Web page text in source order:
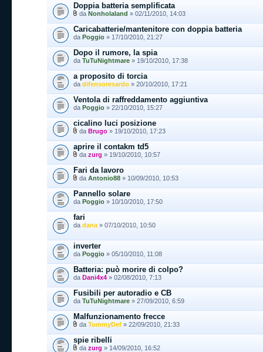
Doppia batteria semplificata
da Nonholaland » 02/11/2010, 14:03
Caricabatterie/mantenitore con doppia batteria
da Poggio » 17/10/2010, 21:27
Dopo il rumore, la spia
da TuTuNightmare » 19/10/2010, 17:38
a proposito di torcia
da difensoresardo » 20/10/2010, 17:21
Ventola di raffreddamento aggiuntiva
da Poggio » 22/10/2010, 15:27
cicalino luci posizione
da Brugo » 19/10/2010, 17:23
aprire il contakm td5
da zurg » 19/10/2010, 10:57
Fari da lavoro
da Antonio88 » 10/09/2010, 10:53
Pannello solare
da Poggio » 10/10/2010, 17:50
fari
da dana » 07/10/2010, 10:50
inverter
da Poggio » 05/10/2010, 11:08
Batteria: può morire di colpo?
da Dani4x4 » 02/08/2010, 7:13
Fusibili per autoradio e CB
da TuTuNightmare » 27/09/2010, 6:59
Malfunzionamento frecce
da TommyDef » 22/09/2010, 21:33
spie ribelli
da zurg » 14/09/2010, 16:52